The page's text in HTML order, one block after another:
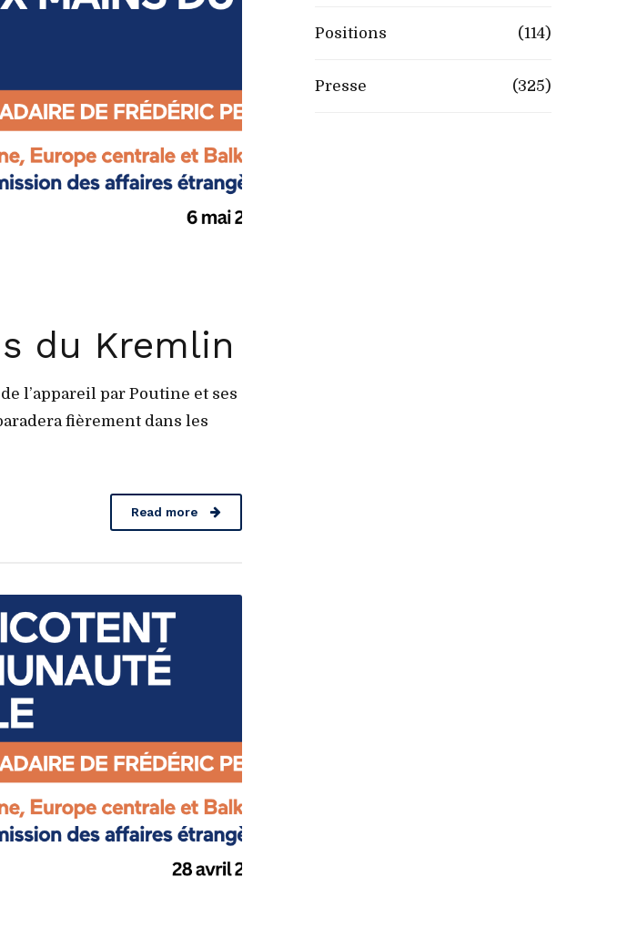
du Kremlin
l’appareil par Poutine et ses
fièrement dans les
Read more
Positions (114)
Presse (325)